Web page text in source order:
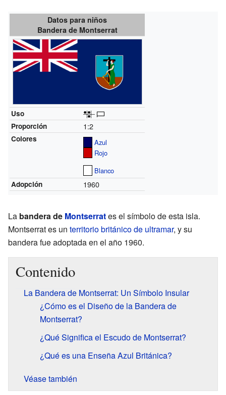
Datos para niños
Bandera de Montserrat
Uso
Proporción
1:2
Colores
Azul
Rojo
Blanco
Adopción
1960
La bandera de Montserrates el símbolo de esta isla.
Montserrat es un territorio británico de ultramar, y su
bandera fue adoptada en el año 1960.
Contenido
La Bandera de Montserrat: Un Símbolo Insular
¿Cómo es el Diseño de la Bandera de
Montserrat?
¿Qué Significa el Escudo de Montserrat?
¿Qué es una Enseña Azul Británica?
Véase también